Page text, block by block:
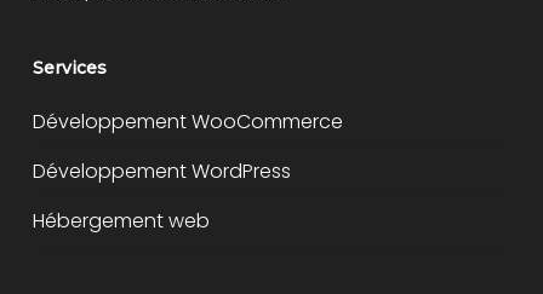
Services
Développement WooCommerce
Développement WordPress
Hébergement web